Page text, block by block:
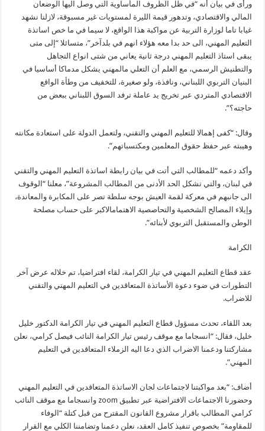
ورأى في بيان أنه “في ظل الظروف المأساوية التي وصل اليها الوضعان
المالي والاقتصادي، وتدهور قيمة الليرة لمستويات غير مسبوقة، لازلنا نشهد
غيابا تاما لوزارة التربية عن مواكبة هذا الواقع، لا سيما في ما خص اساتذة
التعليم المهني، الى حد بدا معه هؤلاء انهم في بلدآخر”، متسائلا “إلى متى
يبقى استاذ التعليم المهني درجة ثانية يعاني من شتى انواع التجاهل
والتطنيش الرسمي، مع العلم أن التعلي مالمهني يشكل مدماكا أساسيا في
البنيان التربوي اللبناني، ونافذة، ولو صغيرة، للتخفيف من وطأة الواقع
الاقتصادي المتردي عبر تخريج يد عاملة ترفد السوق اللبناني ببعض من
حاجته؟”.
وقال: “كفى إهمالا للتعليم المهني والتقني، ولتعمل الدولة على استعادة مكانته
وهيبته عبر حفظ حقوق المعلمين ومكتسباتهم”.
وأكد دعمه “للمطالب التي أتت في بيان رابطة اساتذة التعليم المهني والتقني
في لبنان، والتي تشكل الحد الأدنى من المطالب المشروعة”، معلنا “الوقوف
الى جانبهم في معركة لقمة العيش بوجه سلطة تصر على المكابرة والمعاندة،
وإيلاء المصالح الشخصية والتحاصصية الاهتمامالاكبر على حساب مصلحة
الوطن والمستقبل التربوي لأبنائه”.
الكرامة
عقد قطاع التعليم المهني في تيار الكرامة، لقاء افتراضيا، تم خلاله عرض آخر
التطورات في ضوء دعوة الأساتذة المتعاقدين في التعليم المهني والتقني
للاضراب.
بعد اللقاء، تحدث مسؤول قطاع التعليم المهني في تيار الكرامة الدكتور خليل
خليل، فقال: “انسجاما مع موقف رئيس تيار الكرامة النائب فيصل كرامي، نعلن
مشاركتنا ودعمنا الاضراب الذي دعا اليه الزملاء المتعاقدين في التعليم
المهني”.
أضاف: “بعد مواكبتنا لاجتماعات لجان الاساتذة المتعاقدين في التعليم المهني
وحضورنا الاجتماعات الافتراضية عبر تطبيق zoom وانسجاما مع موقف النائب
كرامي المطالب باقرار مشروع القانون المقترح من قبل كتلة “الوفاء
للمقاومة” بخصوص تنفيذ كامل العقد، نعلن دعمنا وتضامننا الكلي مع القرار